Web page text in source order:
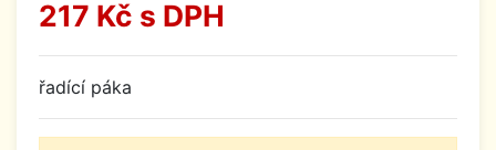
217 Kč s DPH
řadící páka